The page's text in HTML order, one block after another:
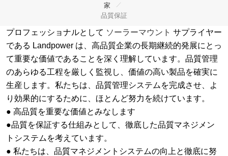
家
/
品質保証
プロフェッショナルとして ソーラーマウント サプライヤー
である Landpower は、高品質企業の長期継続的発展にとっ
て重要な価値であることを深く理解しています。品質管理
のあらゆる工程を厳しく監視し、価値の高い製品を確実に
生産します。私たちは、品質管理システムを完成させ、よ
り効果的にするために、ほとんど努力を続けています。
● 高品質を重要な価値とみなします
●品質を保証する仕組みとして、徹底した品質マネジメン
トシステムを考えています。
● 私たちは、品質マネジメントシステムの向上と徹底に努